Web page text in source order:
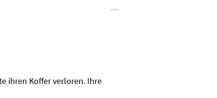
ihren Koffer verloren. Ihre